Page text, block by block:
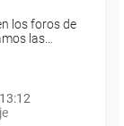
los foros de
las…